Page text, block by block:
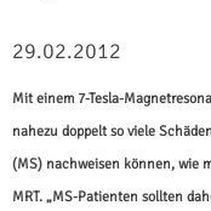
29.02.2012
Mit einem 7-Tesla-
nahezu doppelt so viele
(MS) nachweisen können, wie
MRT. „MS-Patienten sollten